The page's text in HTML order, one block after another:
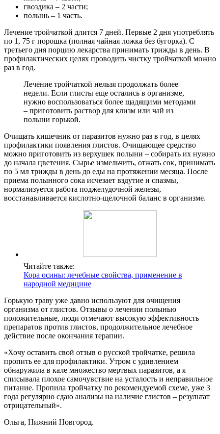
гвоздика – 2 части;
полынь – 1 часть.
Лечение тройчаткой длится 7 дней. Первые 2 дня употреблять
по 1, 75 г порошка (полная чайная ложка без бугорка). С
третьего дня порцию лекарства принимать трижды в день. В
профилактических целях проводить чистку тройчаткой можно
раз в год.
Лечение тройчаткой нельзя продолжать более
недели. Если глисты еще остались в организме,
нужно воспользоваться более щадящими методами
– приготовить раствор для клизм или чай из
полыни горькой.
Очищать кишечник от паразитов нужно раз в год, в целях
профилактики появления глистов. Очищающее средство
можно приготовить из верхушек полыни – собирать их нужно
до начала цветения. Сырье измельчить, отжать сок, принимать
по 5 мл трижды в день до еды на протяжении месяца. После
приема полынного сока исчезает вздутие и спазмы,
нормализуется работа поджелудочной железы,
восстанавливается кислотно-щелочной баланс в организме.
Читайте также:
Кора осины: лечебные свойства, применение в
народной медицине
Горькую траву уже давно используют для очищения
организма от глистов. Отзывы о лечении полынью
положительные, люди отмечают высокую эффективность
препаратов против глистов, продолжительное лечебное
действие после окончания терапии.
«Хочу оставить свой отзыв о русской тройчатке, решила
пропить ее для профилактики. Утром с удивлением
обнаружила в кале множество мертвых паразитов, а я
списывала плохое самочувствие на усталость и неправильное
питание. Пропила тройчатку по рекомендуемой схеме, уже 3
года регулярно сдаю анализы на наличие глистов – результат
отрицательный».
Ольга, Нижний Новгород.